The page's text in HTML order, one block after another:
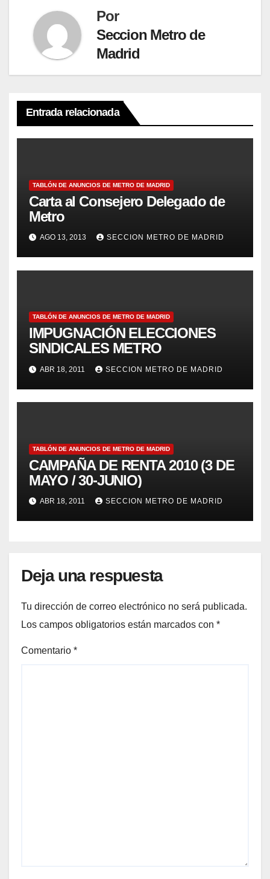
Por
Seccion Metro de
Madrid
Entrada relacionada
TABLÓN DE ANUNCIOS DE METRO DE MADRID
Carta al Consejero Delegado de
Metro
AGO 13, 2013 SECCION METRO DE MADRID
TABLÓN DE ANUNCIOS DE METRO DE MADRID
IMPUGNACIÓN ELECCIONES
SINDICALES METRO
ABR 18, 2011 SECCION METRO DE MADRID
TABLÓN DE ANUNCIOS DE METRO DE MADRID
CAMPAÑA DE RENTA 2010 (3 DE
MAYO / 30-JUNIO)
ABR 18, 2011 SECCION METRO DE MADRID
Deja una respuesta
Tu dirección de correo electrónico no será publicada.
Los campos obligatorios están marcados con *
Comentario *